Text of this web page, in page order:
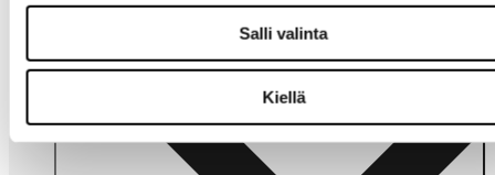
Salli valinta
Kiellä